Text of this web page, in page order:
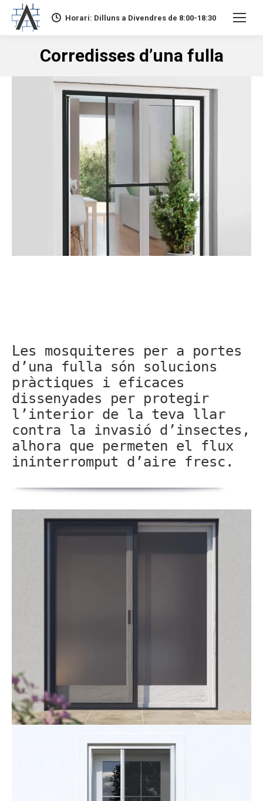
Horari: Dilluns a Divendres de 8:00-18:30
Corredisses d’una fulla
You are here:
Les mosquiteres per a portes
d’una fulla són solucions
pràctiques i eficaces
dissenyades per protegir
l’interior de la teva llar
contra la invasió d’insectes,
alhora que permeten el flux
ininterromput d’aire fresc.